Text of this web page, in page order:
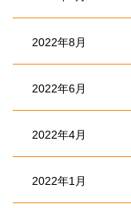
2022年8月
2022年6月
2022年4月
2022年1月